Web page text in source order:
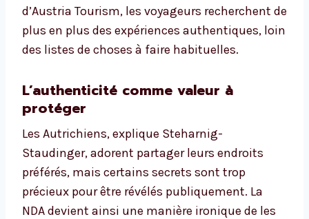
d’Austria Tourism, les voyageurs recherchent de
plus en plus des expériences authentiques, loin
des listes de choses à faire habituelles.
L’authenticité comme valeur à
protéger
Les Autrichiens, explique Steharnig-
Staudinger, adorent partager leurs endroits
préférés, mais certains secrets sont trop
précieux pour être révélés publiquement. La
NDA devient ainsi une manière ironique de les